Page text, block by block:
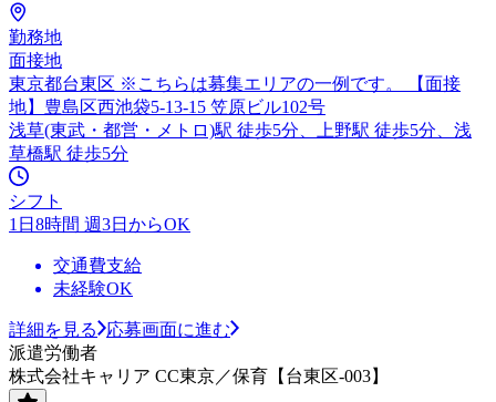
勤務地
面接地
東京都台東区 ※こちらは募集エリアの一例です。 【面接
地】豊島区西池袋5-13-15 笠原ビル102号
浅草(東武・都営・メトロ)駅 徒歩5分、上野駅 徒歩5分、浅
草橋駅 徒歩5分
シフト
1日8時間 週3日からOK
交通費支給
未経験OK
詳細を見る
応募画面に進む
派遣労働者
株式会社キャリア CC東京／保育【台東区-003】